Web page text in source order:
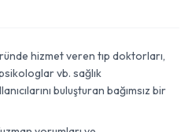
hizmet veren tıp doktorları,
vb. sağlık
buluşturan bağımsız bir